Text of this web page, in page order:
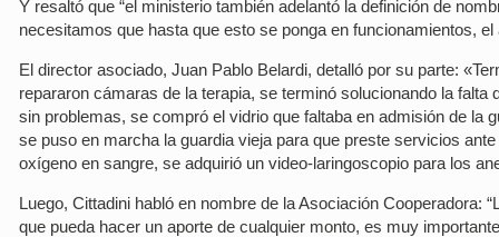
Y resaltó que “el ministerio también adelantó la definición de
necesitamos que hasta que esto se ponga en funcionamientos, el
El director asociado, Juan Pablo Belardi, detalló por su parte:
repararon cámaras de la terapia, se terminó solucionando la
sin problemas, se compró el vidrio que faltaba en admisión de la
se puso en marcha la guardia vieja para que preste servicios
oxígeno en sangre, se adquirió un video-laringoscopio para los
Luego, Cittadini habló en nombre de la Asociación Cooperadora:
que pueda hacer un aporte de cualquier monto, es muy